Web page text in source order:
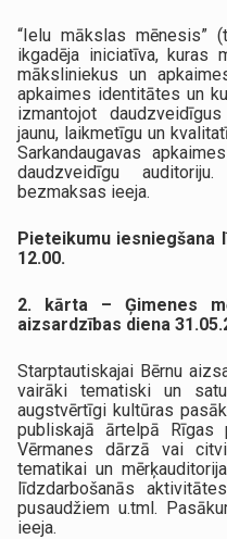
“Ielu mākslas mēnesis”
ikgadēja iniciatīva, kuras
māksliniekus un
apkaimes identitātes un
izmantojot
jaunu, laikmetīgu un
Sarkandaugavas
daudzveidīgu
bezmaksas ieeja.
Pieteikumu iesniegšana
12.00.
2. kārta – Ģimenes
aizsardzības diena
Starptautiskajai Bērnu
vairāki tematiski un
augstvērtīgi kultūras
publiskajā ārtelpā Rīgas
Vērmanes dārzā vai
tematikai un
līdzdarbošanās
pusaudžiem u.tml.
ieeja.